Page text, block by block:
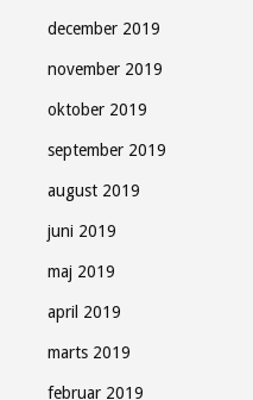
december 2019
november 2019
oktober 2019
september 2019
august 2019
juni 2019
maj 2019
april 2019
marts 2019
februar 2019